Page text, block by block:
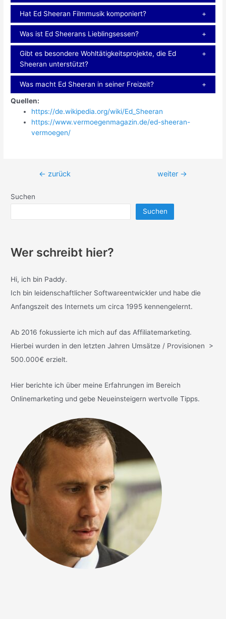
Hat Ed Sheeran Filmmusik komponiert?
Was ist Ed Sheerans Lieblingsessen?
Gibt es besondere Wohltätigkeitsprojekte, die Ed
Sheeran unterstützt?
Was macht Ed Sheeran in seiner Freizeit?
Quellen:
https://de.wikipedia.org/wiki/Ed_Sheeran
https://www.vermoegenmagazin.de/ed-sheeran-
vermoegen/
Beitragsnavigation
← zurück weiter →
Suchen
Suchen
Wer schreibt hier?
Hi, ich bin Paddy.
Ich bin leidenschaftlicher Softwareentwickler und habe die
Anfangszeit des Internets um circa 1995 kennengelernt.
Ab 2016 fokussierte ich mich auf das Affiliatemarketing.
Hierbei wurden in den letzten Jahren Umsätze / Provisionen >
500.000€ erzielt.
Hier berichte ich über meine Erfahrungen im Bereich
Onlinemarketing und gebe Neueinsteigern wertvolle Tipps.